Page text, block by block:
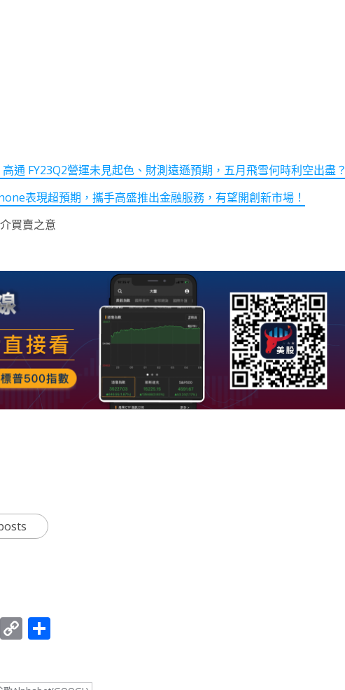
通 FY23Q2營運未見起色、財測遠遜預期，五月飛雪何時利空出盡？
表現超預期，攜手高盛推出金融服務，有望開創新市場！
買賣之意
Evernote
Copy